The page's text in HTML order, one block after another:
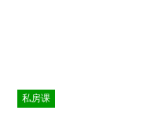
私房课